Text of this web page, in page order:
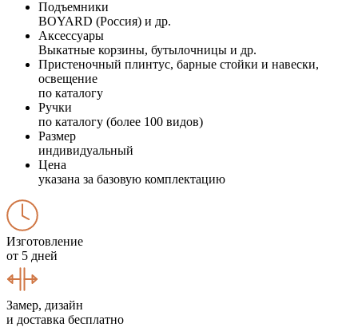
Подъемники
BOYARD (Россия) и др.
Аксессуары
Выкатные корзины, бутылочницы и др.
Пристеночный плинтус, барные стойки и навески,
освещение
по каталогу
Ручки
по каталогу (более 100 видов)
Размер
индивидуальный
Цена
указана за базовую комплектацию
Изготовление
от 5 дней
Замер, дизайн
и доставка бесплатно